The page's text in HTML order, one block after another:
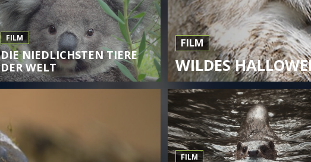
FILM
WILDES
FILM
DIE NIEDLICHSTEN TIERE
DER WELT
FILM